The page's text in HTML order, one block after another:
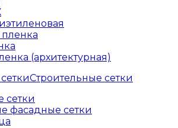
пленка
(архитектурная)
Строительные сетки
сетки
фасадные сетки